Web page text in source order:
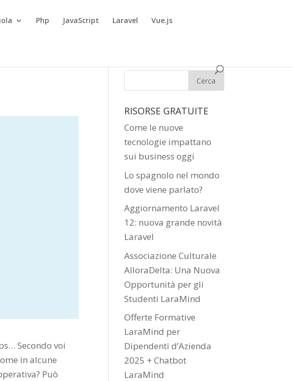
Php JavaScript Laravel Vue.js
Secondo voi
in alcune
Può
RISORSE GRATUITE
Come le nuove
tecnologie impattano
sui business oggi
Lo spagnolo nel mondo
dove viene parlato?
Aggiornamento Laravel
12: nuova grande novità
Laravel
Associazione Culturale
AlloraDelta: Una Nuova
Opportunità per gli
Studenti LaraMind
Offerte Formative
LaraMind per
Dipendenti d’Azienda
2025 + Chatbot
LaraMind